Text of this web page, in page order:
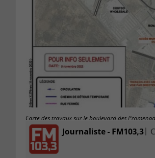
Carte des travaux sur le boulevard des
Journaliste - FM103,3|